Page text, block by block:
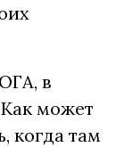
в
может
когда там